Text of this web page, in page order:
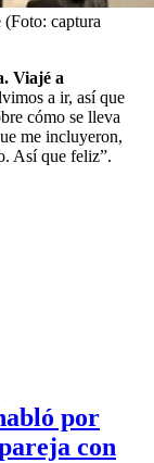
captura
Viajé a
a ir, así que
cómo se lleva
me incluyeron,
Así que feliz”.
por
con